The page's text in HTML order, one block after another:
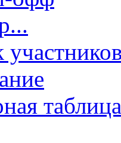
таблица